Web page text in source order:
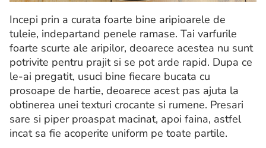
Incepi prin a curata foarte bine aripioarele de
tuleie, indepartand penele ramase. Tai varfurile
foarte scurte ale aripilor, deoarece acestea nu sunt
potrivite pentru prajit si se pot arde rapid. Dupa ce
le-ai pregatit, usuci bine fiecare bucata cu
prosoape de hartie, deoarece acest pas ajuta la
obtinerea unei texturi crocante si rumene. Presari
sare si piper proaspat macinat, apoi faina, astfel
incat sa fie acoperite uniform pe toate partile.